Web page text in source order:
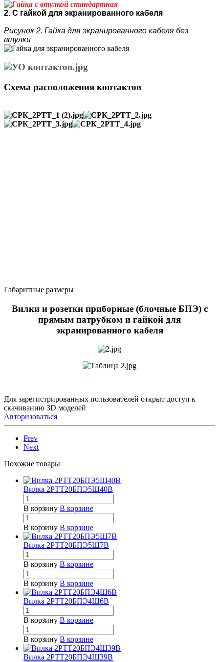
2. С гайкой для экранированного кабеля
Рисунок 2. Гайка для экранированного кабеля без
втулки
Схема расположения контактов
Габаритные размеры
Вилки и розетки приборные (блочные БПЭ) с
прямым патрубком и гайкой для
экранированного кабеля
Для зарегистрированных пользователей открыт доступ к
скачиванию 3D моделей
Авторизоваться
Prev
Next
Похожие товары
Вилка 2РТТ20БПЭ5Ш40В
В корзину В корзине
В корзину В корзине
Вилка 2РТТ20БПЭ5Ш7В
В корзину В корзине
В корзину В корзине
Вилка 2РТТ20БПЭ4Ш6В
В корзину В корзине
В корзину В корзине
Вилка 2РТТ20БПЭ4Ш39В